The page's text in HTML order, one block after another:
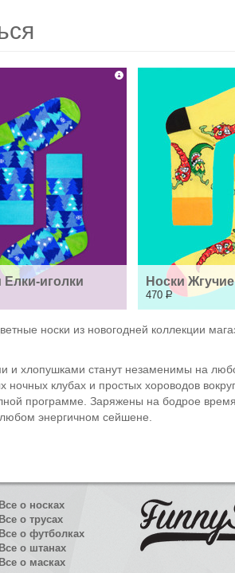
Елки-иголки Носки
470 Р
носки из новогодней коллекции
хлопушками станут незаменимы на
ночных клубах и простых хороводов
программе. Заряжены на бодрое
энергичном сейшене.
Все о носках
Все о трусах
Все о футболках
Все о штанах
Все о масках